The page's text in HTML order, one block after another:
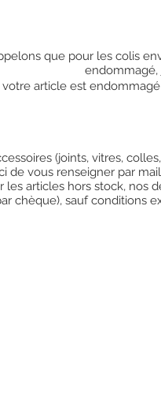
que pour les colis
endommagé,
votre article est
(joints, vitres,
de vous renseigner par
les articles hors stock, nos
chèque), sauf conditions